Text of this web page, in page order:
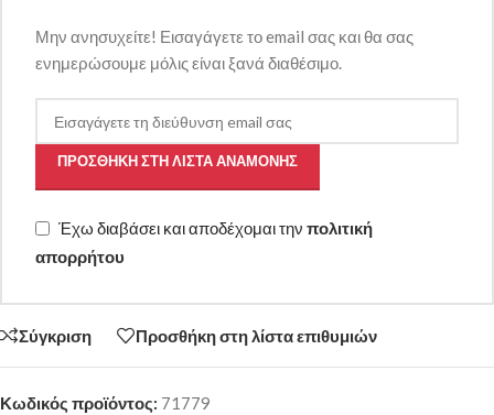
Μην ανησυχείτε! Εισαγάγετε το email σας και θα σας
ενημερώσουμε μόλις είναι ξανά διαθέσιμο.
ΠΡΟΣΘΉΚΗ ΣΤΗ ΛΊΣΤΑ ΑΝΑΜΟΝΉΣ
Έχω διαβάσει και αποδέχομαι την πολιτική
απορρήτου
Σύγκριση Προσθήκη στη λίστα επιθυμιών
Κωδικός προϊόντος: 71779